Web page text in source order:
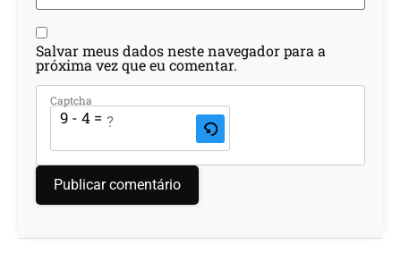
Salvar meus dados neste navegador para a
próxima vez que eu comentar.
Captcha
9 - 4 = ?